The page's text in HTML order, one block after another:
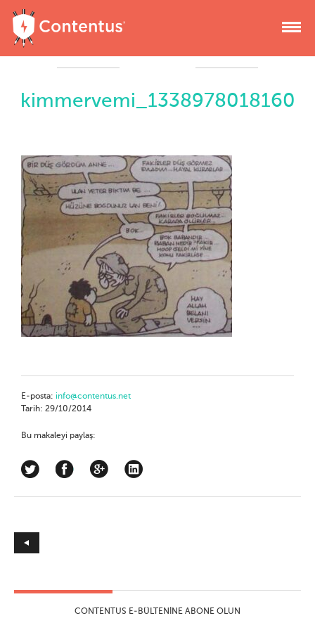
kimmervemi_1338978018160
E-posta: info@contentus.net
Tarih: 29/10/2014
Bu makaleyi paylaş:
CONTENTUS E-BÜLTENINE ABONE OLUN